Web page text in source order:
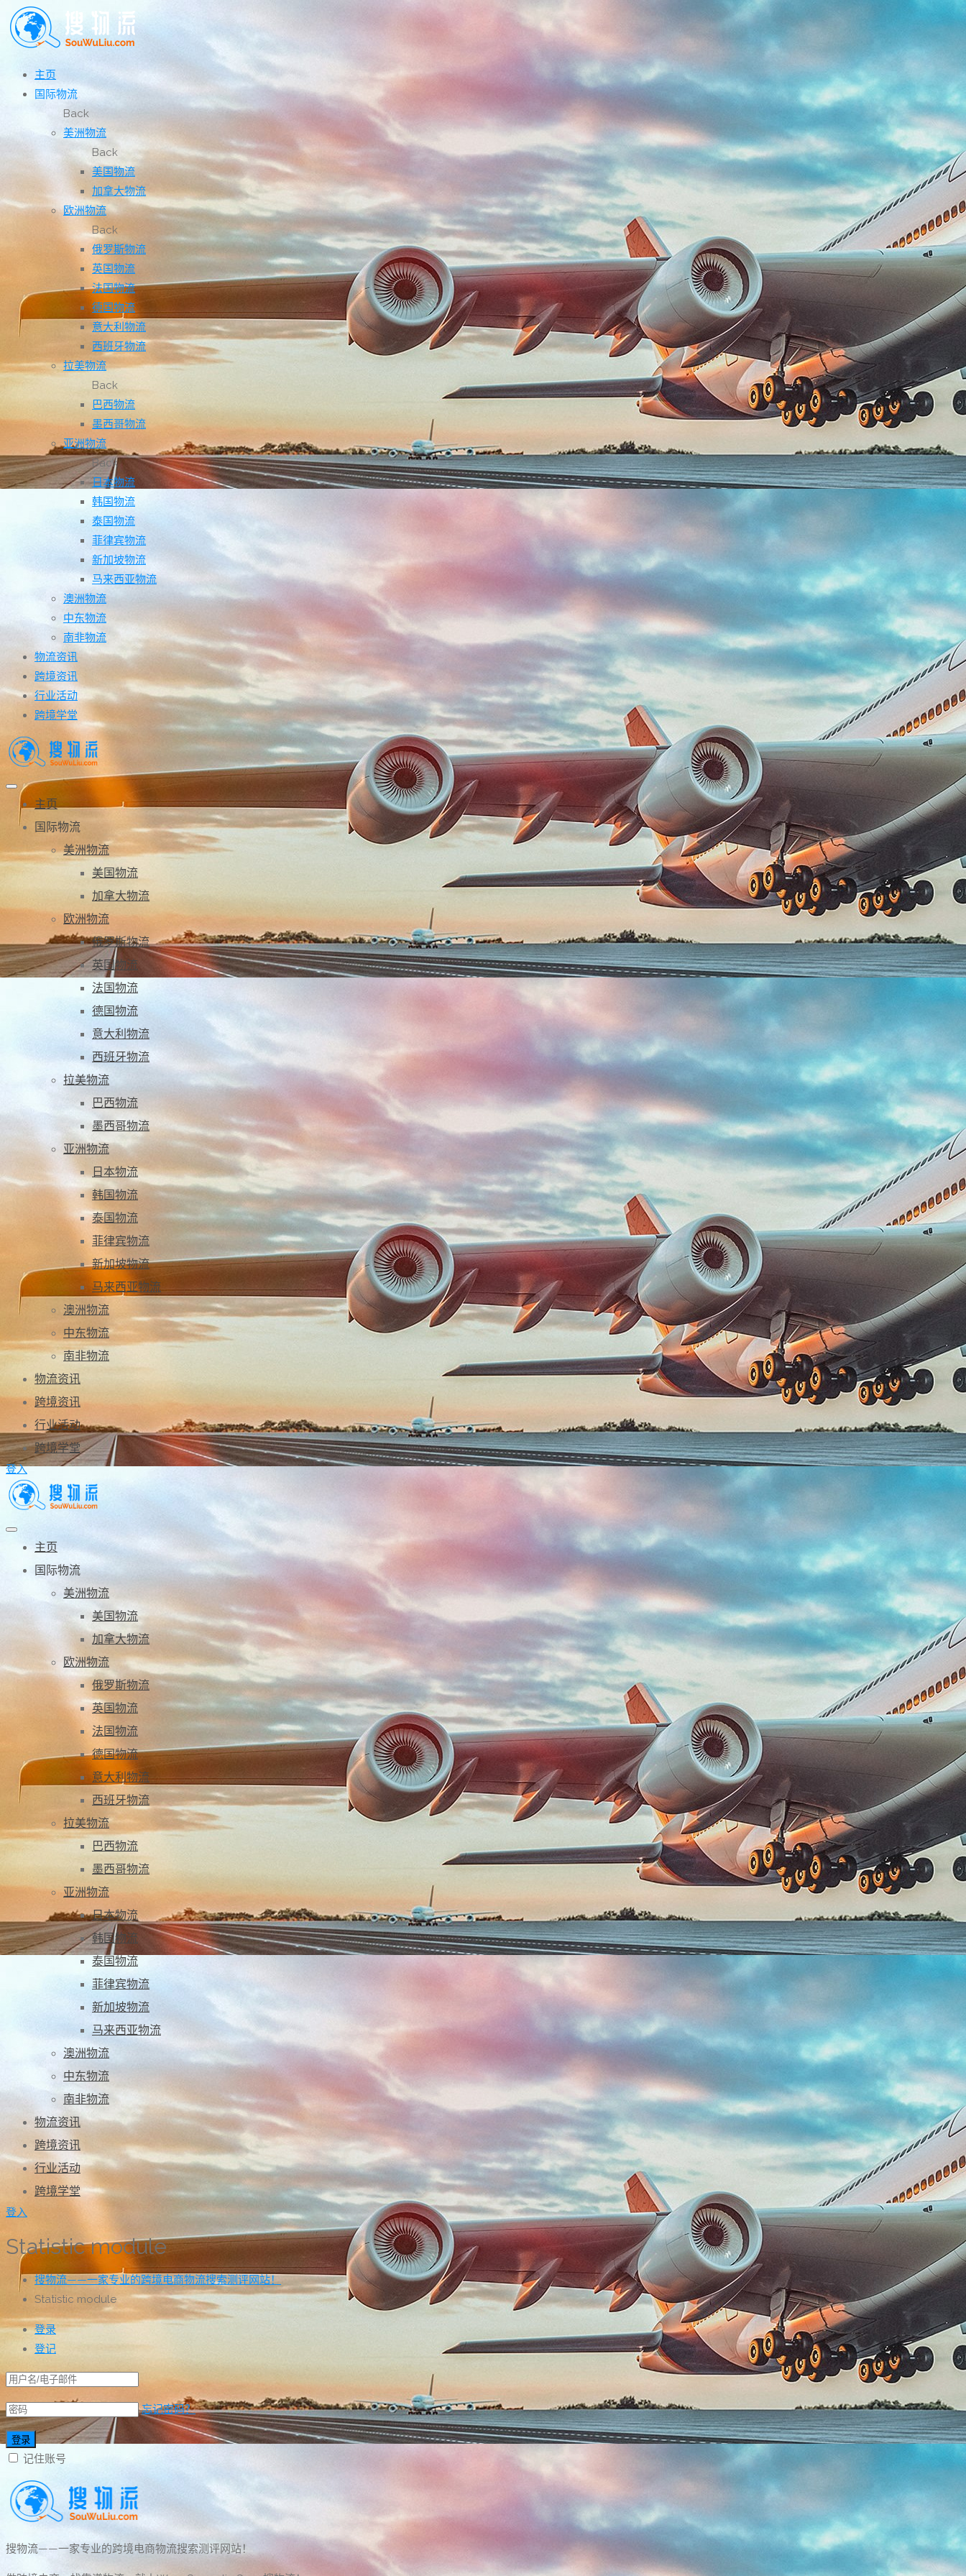
主页
国际物流
Back
美洲物流
Back
美国物流
加拿大物流
欧洲物流
Back
俄罗斯物流
英国物流
法国物流
德国物流
意大利物流
西班牙物流
拉美物流
Back
巴西物流
墨西哥物流
亚洲物流
Back
日本物流
韩国物流
泰国物流
菲律宾物流
新加坡物流
马来西亚物流
澳洲物流
中东物流
南非物流
物流资讯
跨境资讯
行业活动
跨境学堂
主页
国际物流
美洲物流
美国物流
加拿大物流
欧洲物流
俄罗斯物流
英国物流
法国物流
德国物流
意大利物流
西班牙物流
拉美物流
巴西物流
墨西哥物流
亚洲物流
日本物流
韩国物流
泰国物流
菲律宾物流
新加坡物流
马来西亚物流
澳洲物流
中东物流
南非物流
物流资讯
跨境资讯
行业活动
跨境学堂
登入
主页
国际物流
美洲物流
美国物流
加拿大物流
欧洲物流
俄罗斯物流
英国物流
法国物流
德国物流
意大利物流
西班牙物流
拉美物流
巴西物流
墨西哥物流
亚洲物流
日本物流
韩国物流
泰国物流
菲律宾物流
新加坡物流
马来西亚物流
澳洲物流
中东物流
南非物流
物流资讯
跨境资讯
行业活动
跨境学堂
登入
Statistic module
搜物流——一家专业的跨境电商物流搜索测评网站！
Statistic module
登录
登记
忘记密码？
记住账号
搜物流——一家专业的跨境电商物流搜索测评网站！